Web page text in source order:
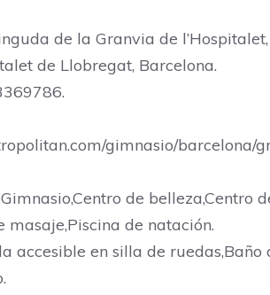
de la Granvia de
de Llobregat, Barcelona.
gimnasio/barcelona/
Gimnasio,Centro de belleza,Centro
masaje,Piscina de natación.
accesible en silla de ruedas,Baño